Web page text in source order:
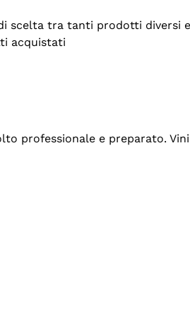
scelta tra tanti prodotti diversi
acquistati
professionale e preparato.